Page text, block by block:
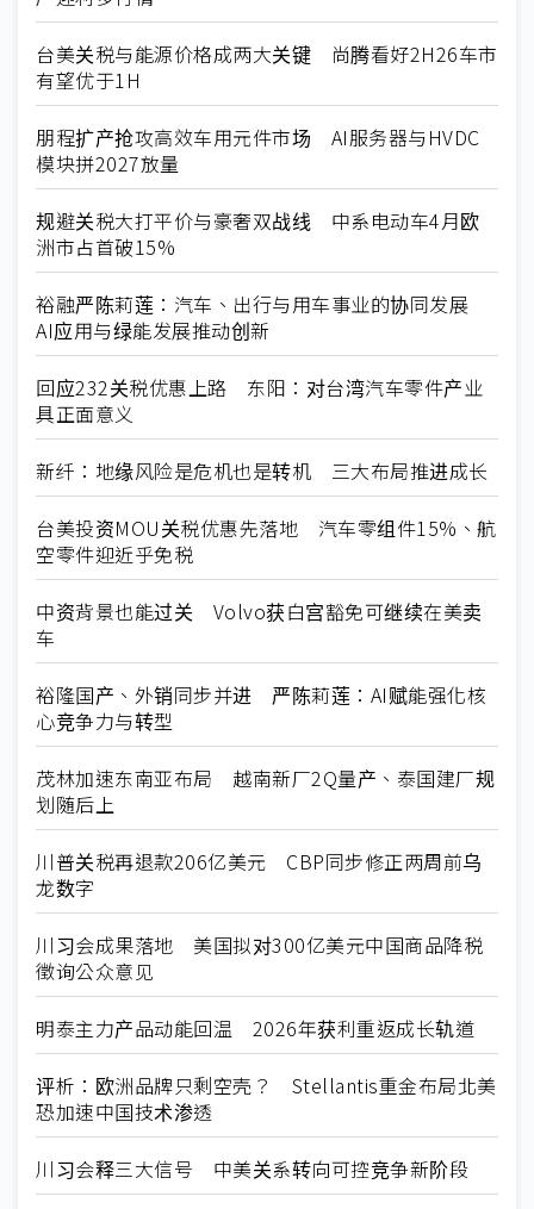
台美关税与能源价格成两大关键 尚腾看好2H26车市
有望优于1H
朋程扩产抢攻高效车用元件市场 AI服务器与HVDC
模块拼2027放量
规避关税大打平价与豪奢双战线 中系电动车4月欧
洲市占首破15%
裕融严陈莉莲：汽车、出行与用车事业的协同发展
AI应用与绿能发展推动创新
回应232关税优惠上路 东阳：对台湾汽车零件产业
具正面意义
新纤：地缘风险是危机也是转机 三大布局推进成长
台美投资MOU关税优惠先落地 汽车零组件15%、航
空零件迎近乎免税
中资背景也能过关 Volvo获白宫豁免可继续在美卖
车
裕隆国产、外销同步并进 严陈莉莲：AI赋能强化核
心竞争力与转型
茂林加速东南亚布局 越南新厂2Q量产、泰国建厂规
划随后上
川普关税再退款206亿美元 CBP同步修正两周前乌
龙数字
川习会成果落地 美国拟对300亿美元中国商品降税
徵询公众意见
明泰主力产品动能回温 2026年获利重返成长轨道
评析：欧洲品牌只剩空壳？ Stellantis重金布局北美
恐加速中国技术渗透
川习会释三大信号 中美关系转向可控竞争新阶段